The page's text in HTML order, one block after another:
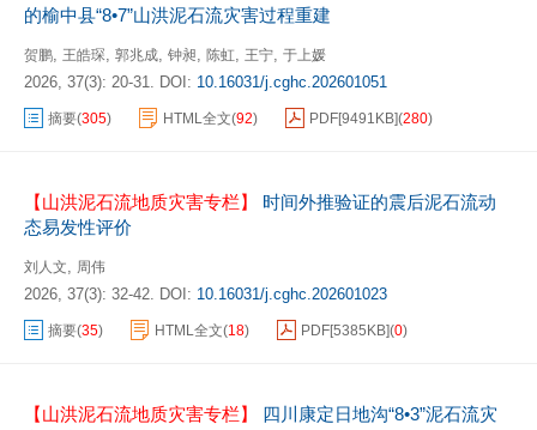
的榆中县“8•7”山洪泥石流灾害过程重建
贺鹏 王皓琛 郭兆成 钟昶 陈虹 王宁 于上媛
2026, 37(3): 20-31. DOI: 10.16031/j.cghc.202601051
摘要(305) HTML全文(92) PDF[9491KB](280)
【山洪泥石流地质灾害专栏】 时间外推验证的震后泥石流动
态易发性评价
刘人文 周伟
2026, 37(3): 32-42. DOI: 10.16031/j.cghc.202601023
摘要(35) HTML全文(18) PDF[5385KB](0)
【山洪泥石流地质灾害专栏】 四川康定日地沟“8•3”泥石流灾